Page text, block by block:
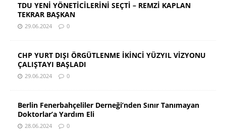
TDU YENİ YÖNETİCİLERİNİ SEÇTİ – REMZİ KAPLAN
TEKRAR BAŞKAN
29.06.2024 0
CHP YURT DIŞI ÖRGÜTLENME İKİNCİ YÜZYIL VİZYONU
ÇALIŞTAYI BAŞLADI
29.06.2024 0
Berlin Fenerbahçeliler Derneği’nden Sınır Tanımayan
Doktorlar’a Yardım Eli
28.06.2024 0